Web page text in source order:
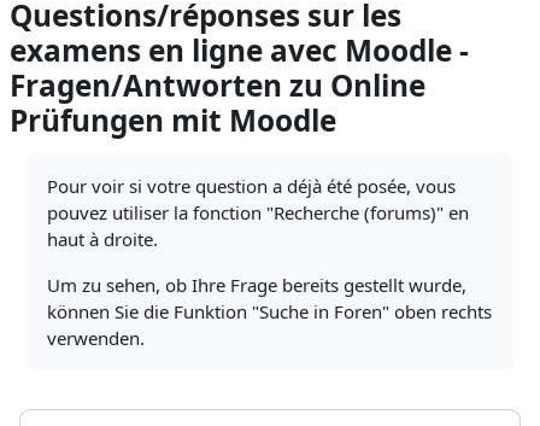
Questions/réponses sur les
examens en ligne avec Moodle -
Fragen/Antworten zu Online
Prüfungen mit Moodle
Pour voir si votre question a déjà été posée, vous
pouvez utiliser la fonction "Recherche (forums)" en
haut à droite.
Um zu sehen, ob Ihre Frage bereits gestellt wurde,
können Sie die Funktion "Suche in Foren" oben rechts
verwenden.